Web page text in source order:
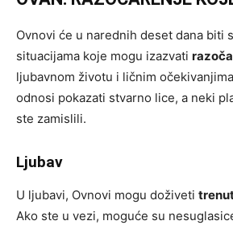
Ovnovi će u narednih deset dana biti
situacijama koje mogu izazvati
ljubavnom životu i ličnim
odnosi pokazati stvarno lice, a neki
ste zamislili.
Ljubav
U ljubavi, Ovnovi mogu doživeti
Ako ste u vezi, moguće su